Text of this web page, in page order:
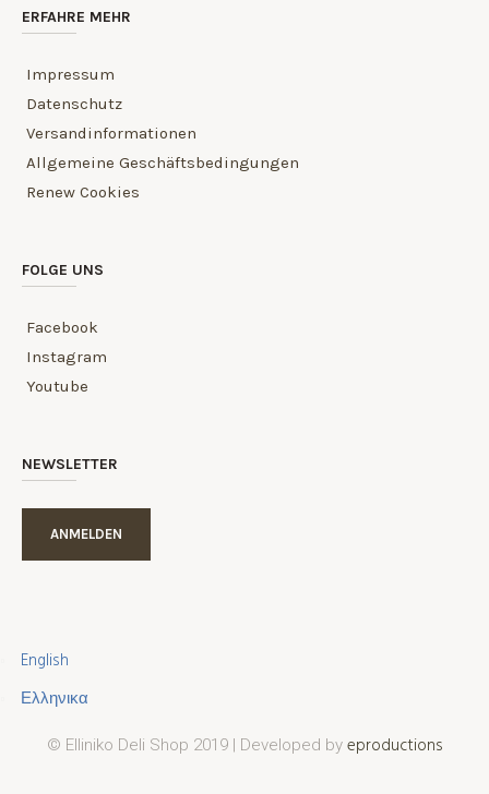
ERFAHRE MEHR
Impressum
Datenschutz
Versandinformationen
Allgemeine Geschäftsbedingungen
Renew Cookies
FOLGE UNS
Facebook
Instagram
Youtube
NEWSLETTER
ANMELDEN
© Elliniko Deli Shop 2019 | Developed by eproductions
English
Ελληνικα